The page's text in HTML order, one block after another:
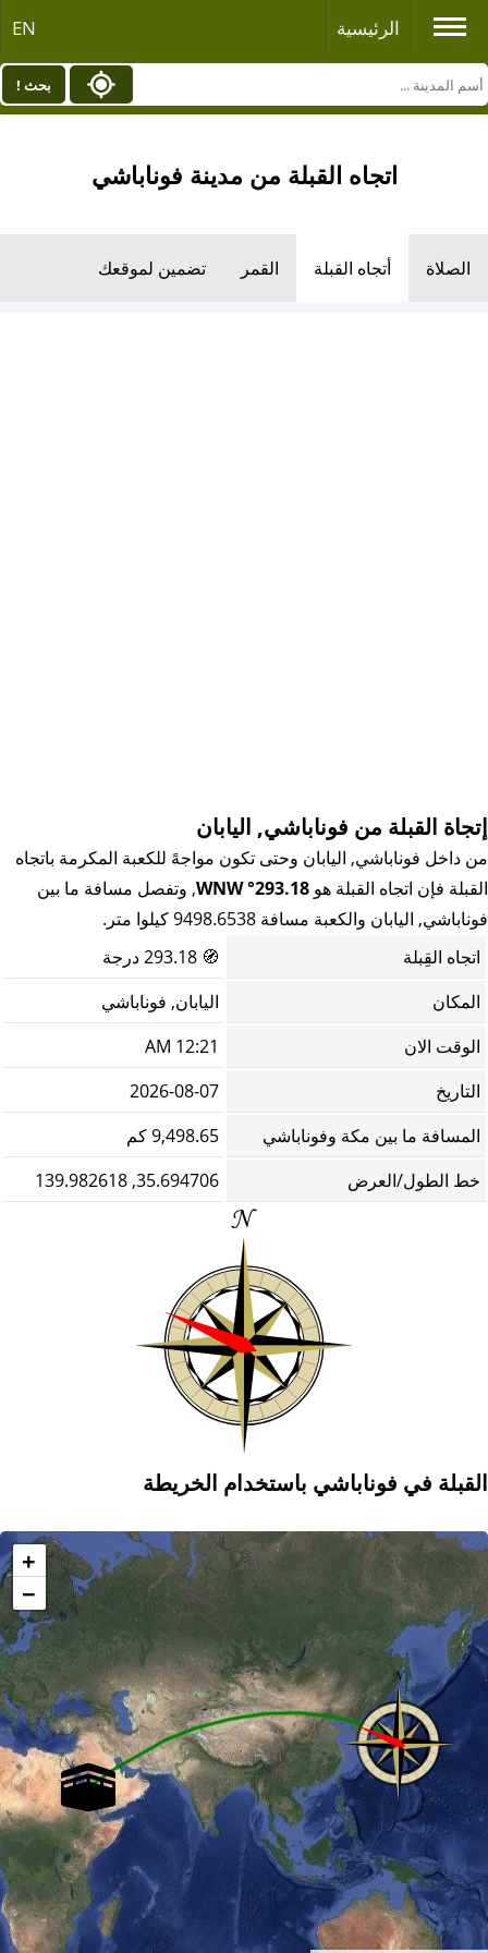
الرئيسية EN
بحث !
اتجاه القبلة من مدينة فوناباشي
الصلاة أتجاه القبلة القمر تضمين لموقعك
إتجاة القبلة من فوناباشي, اليابان
من داخل فوناباشي, اليابان وحتى تكون مواجهً للكعبة المكرمة باتجاه
القبلة فإن اتجاه القبلة هو 293.18° WNW
, وتفصل مسافة ما بين
فوناباشي, اليابان والكعبة مسافة 9498.6538 كيلوا متر.
اتجاه القِبلة
🧭
المكان
اليابان, فوناباشي
الوقت الان
12:21 AM
التاريخ
2026-08-07
المسافة ما بين مكة وفوناباشي
9,498.65 كم
خط الطول/العرض
35.694706, 139.982618
القبلة في فوناباشي باستخدام الخريطة
+
−